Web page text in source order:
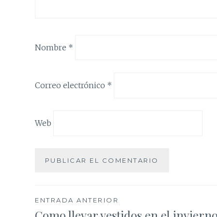
Nombre *
Correo electrónico *
Web
Navegación
ENTRADA ANTERIOR